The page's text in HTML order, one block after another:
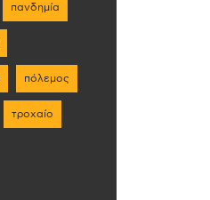
πανδημία
πόλεμος
τροχαίο